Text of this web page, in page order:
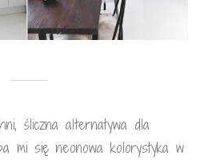
śliczna alternatywa dla
mi się neonowa kolorystyka w